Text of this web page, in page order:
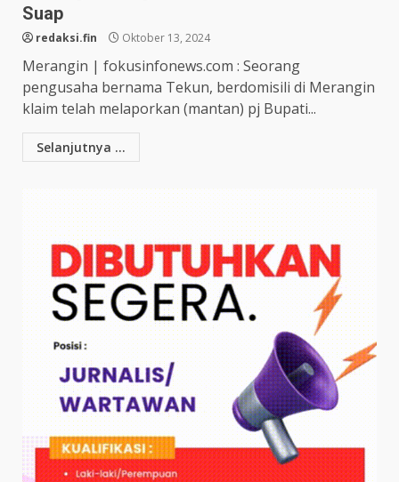
Suap
redaksi.fin Oktober 13, 2024
Merangin | fokusinfonews.com : Seorang
pengusaha bernama Tekun, berdomisili di Merangin
klaim telah melaporkan (mantan) pj Bupati...
Selanjutnya ...